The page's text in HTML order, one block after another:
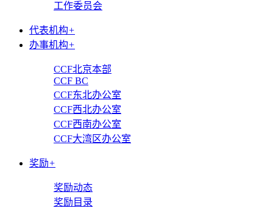
工作委员会
代表机构+
办事机构+
CCF北京本部
CCF BC
CCF东北办公室
CCF西北办公室
CCF西南办公室
CCF大湾区办公室
奖励+
奖励动态
奖励目录